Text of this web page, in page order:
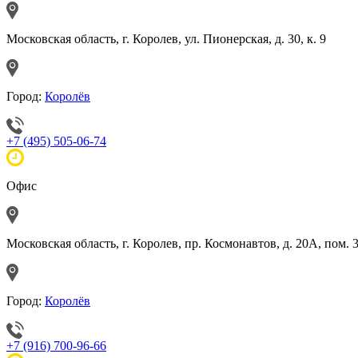
Московская область, г. Королев, ул. Пионерская, д. 30, к. 9
Город: Королёв
+7 (495) 505-06-74
Офис
Московская область, г. Королев, пр. Космонавтов, д. 20А, пом.
Город: Королёв
+7 (916) 700-96-66